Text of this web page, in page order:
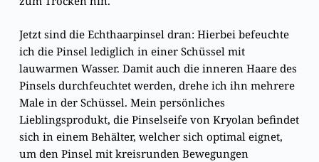
Jetzt sind die Echthaarpinsel dran: Hierbei befeuchte
ich die Pinsel lediglich in einer Schüssel mit
lauwarmen Wasser. Damit auch die inneren Haare des
Pinsels durchfeuchtet werden, drehe ich ihn mehrere
Male in der Schüssel. Mein persönliches
Lieblingsprodukt, die Pinselseife von Kryolan befindet
sich in einem Behälter, welcher sich optimal eignet,
um den Pinsel mit kreisrunden Bewegungen